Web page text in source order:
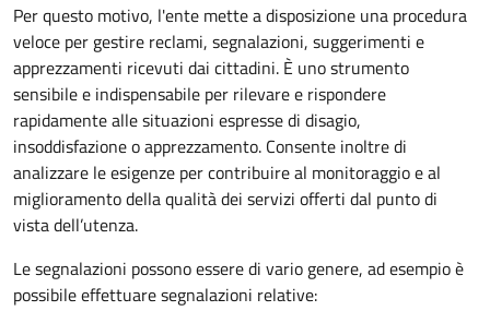
Per questo motivo, l'ente mette a disposizione una procedura
veloce per gestire reclami, segnalazioni, suggerimenti e
apprezzamenti ricevuti dai cittadini. È uno strumento
sensibile e indispensabile per rilevare e rispondere
rapidamente alle situazioni espresse di disagio,
insoddisfazione o apprezzamento. Consente inoltre di
analizzare le esigenze per contribuire al monitoraggio e al
miglioramento della qualità dei servizi offerti dal punto di
vista dell’utenza.
Le segnalazioni possono essere di vario genere, ad esempio è
possibile effettuare segnalazioni relative: